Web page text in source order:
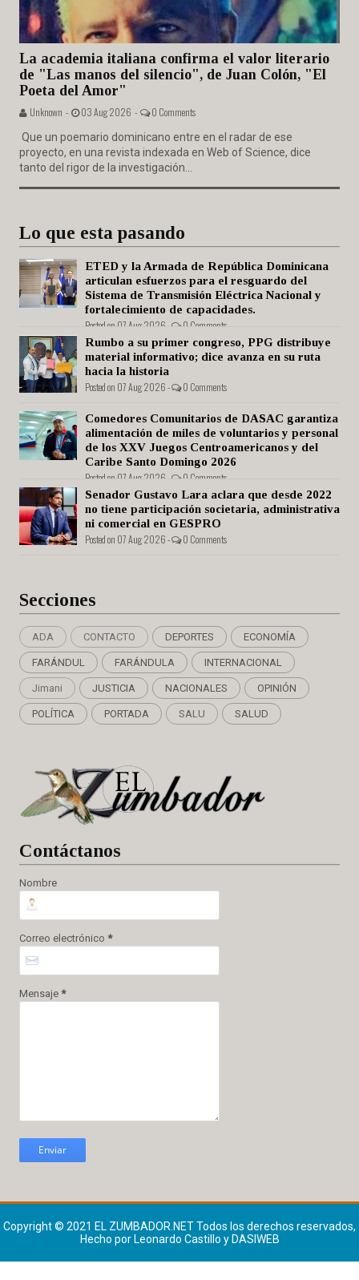
La academia italiana confirma el valor literario
de "Las manos del silencio", de Juan Colón, "El
Poeta del Amor"
Unknown - 03 Aug 2026 - 0 Comments
Que un poemario dominicano entre en el radar de ese
proyecto, en una revista indexada en Web of Science, dice
tanto del rigor de la investigación...
Lo que esta pasando
ETED y la Armada de República Dominicana
articulan esfuerzos para el resguardo del
Sistema de Transmisión Eléctrica Nacional y
fortalecimiento de capacidades.
Posted on 07 Aug 2026 - 0 Comments
Rumbo a su primer congreso, PPG distribuye
material informativo; dice avanza en su ruta
hacia la historia
Posted on 07 Aug 2026 - 0 Comments
Comedores Comunitarios de DASAC garantiza
alimentación de miles de voluntarios y personal
de los XXV Juegos Centroamericanos y del
Caribe Santo Domingo 2026
Posted on 07 Aug 2026 - 0 Comments
Senador Gustavo Lara aclara que desde 2022
no tiene participación societaria, administrativa
ni comercial en GESPRO
Posted on 07 Aug 2026 - 0 Comments
Secciones
ADA CONTACTO DEPORTES ECONOMÍA
FARÁNDUL FARÁNDULA INTERNACIONAL
Jimani JUSTICIA NACIONALES OPINIÓN
POLÍTICA PORTADA SALU SALUD
Contáctanos
Nombre
Correo electrónico *
Mensaje *
Copyright © 2021 EL ZUMBADOR.NETTodos los derechos reservados,
Hecho por Leonardo Castillo y DASIWEB